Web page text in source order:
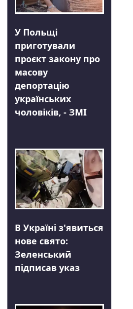
У Польщі
приготували
проєкт закону про
масову
депортацію
українських
чоловіків, - ЗМІ
В Україні з'явиться
нове свято:
Зеленський
підписав указ